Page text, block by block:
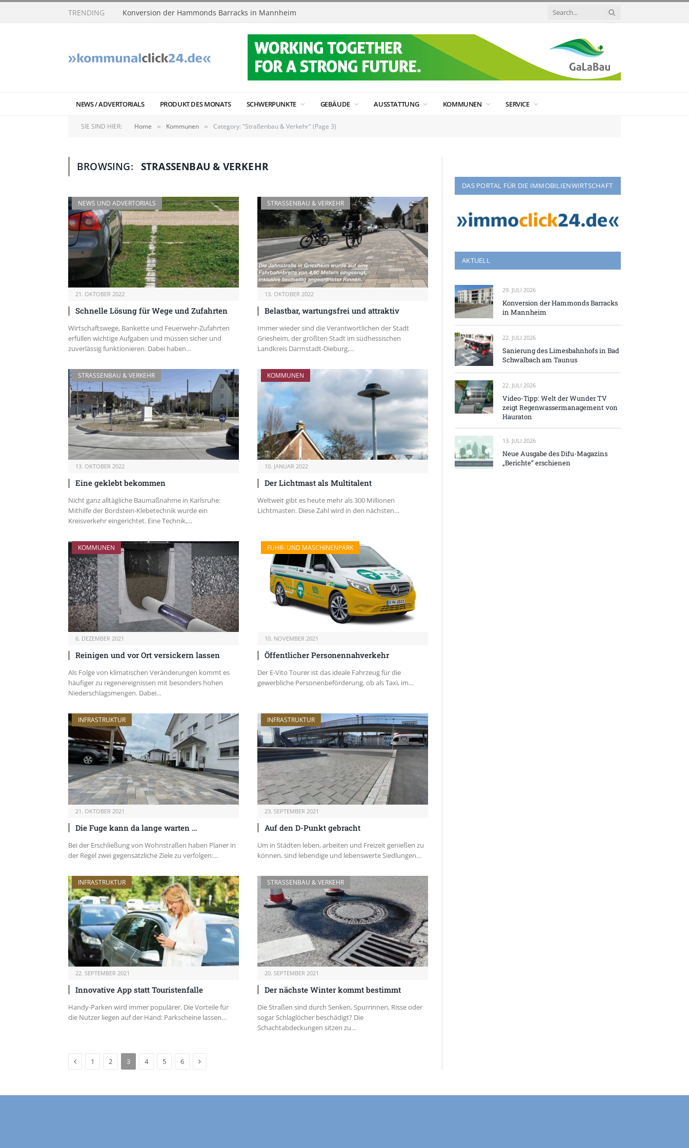
TRENDING Konversion der Hammonds Barracks in Mannheim
NEWS / ADVERTORIALS PRODUKT DES MONATS SCHWERPUNKTE GEBÄUDE AUSSTATTUNG KOMMUNEN SERVICE
SIE SIND HIER: Home » Kommunen » Category: "Straßenbau & Verkehr" (Page 3)
BROWSING: STRASSENBAU & VERKEHR
NEWS UND ADVERTORIALS
21. OKTOBER 2022
Schnelle Lösung für Wege und Zufahrten
Wirtschaftswege, Bankette und Feuerwehr-Zufahrten
erfüllen wichtige Aufgaben und müssen sicher und
zuverlässig funktionieren. Dabei haben…
STRASSENBAU & VERKEHR
13. OKTOBER 2022
Belastbar, wartungsfrei und attraktiv
Immer wieder sind die Verantwortlichen der Stadt
Griesheim, der größten Stadt im südhessischen
Landkreis Darmstadt-Dieburg,…
STRASSENBAU & VERKEHR
13. OKTOBER 2022
Eine geklebt bekommen
Nicht ganz alltägliche Baumaßnahme in Karlsruhe:
Mithilfe der Bordstein-Klebetechnik wurde ein
Kreisverkehr eingerichtet. Eine Technik,…
KOMMUNEN
10. JANUAR 2022
Der Lichtmast als Multitalent
Weltweit gibt es heute mehr als 300 Millionen
Lichtmasten. Diese Zahl wird in den nächsten…
KOMMUNEN
6. DEZEMBER 2021
Reinigen und vor Ort versickern lassen
Als Folge von klimatischen Veränderungen kommt es
häufiger zu regenereignissen mit besonders hohen
Niederschlagsmengen. Dabei…
FUHR- UND MASCHINENPARK
10. NOVEMBER 2021
Öffentlicher Personennahverkehr
Der E-Vito Tourer ist das ideale Fahrzeug für die
gewerbliche Personenbeförderung, ob als Taxi, im…
INFRASTRUKTUR
21. OKTOBER 2021
Die Fuge kann da lange warten …
Bei der Erschließung von Wohnstraßen haben Planer in
der Regel zwei gegensätzliche Ziele zu verfolgen:…
INFRASTRUKTUR
23. SEPTEMBER 2021
Auf den D-Punkt gebracht
Um in Städten leben, arbeiten und Freizeit genießen zu
können, sind lebendige und lebenswerte Siedlungen…
INFRASTRUKTUR
22. SEPTEMBER 2021
Innovative App statt Touristenfalle
Handy-Parken wird immer populärer. Die Vorteile für
die Nutzer liegen auf der Hand: Parkscheine lassen…
STRASSENBAU & VERKEHR
20. SEPTEMBER 2021
Der nächste Winter kommt bestimmt
Die Straßen sind durch Senken, Spurrinnen, Risse oder
sogar Schlaglöcher beschädigt? Die
Schachtabdeckungen sitzen zu…
Previous
1 2 3 4 5 6 Next
DAS PORTAL FÜR DIE IMMOBILIENWIRTSCHAFT
AKTUELL
29. JULI 2026
Konversion der Hammonds Barracks
in Mannheim
22. JULI 2026
Sanierung des Limesbahnhofs in Bad
Schwalbach am Taunus
22. JULI 2026
Video-Tipp: Welt der Wunder TV
zeigt Regenwassermanagement von
Hauraton
13. JULI 2026
Neue Ausgabe des Difu-Magazins
„Berichte“ erschienen